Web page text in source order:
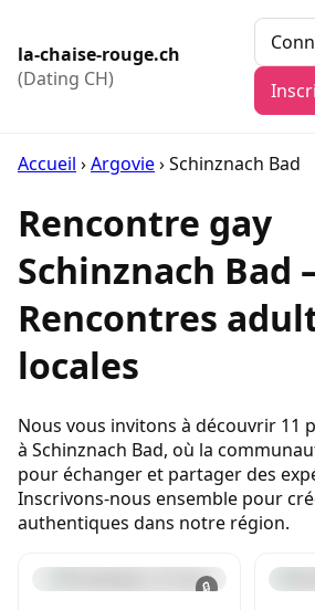
la-chaise-rouge.ch
(Dating CH)
Accueil ›Argovie›Schinznach Bad
Rencontre gay
Schinznach Bad
Rencontres
locales
Nous vous invitons à découvrir 11
à Schinznach Bad, où la
pour échanger et partager des
Inscrivons-nous ensemble pour
authentiques dans notre région.
🔒